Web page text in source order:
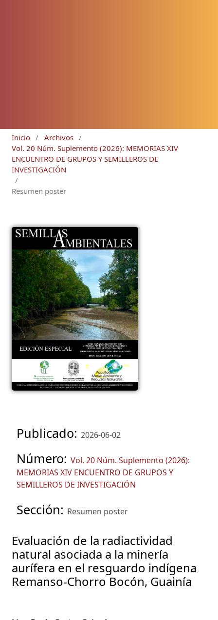
Inicio / Archivos /
Vol. 20 Núm. Suplemento (2026): MEMORIAS XIV
ENCUENTRO DE GRUPOS Y SEMILLEROS DE
INVESTIGACIÓN
/
Resumen poster
Publicado: 2026-06-02
Número: Vol. 20 Núm. Suplemento (2026):
MEMORIAS XIV ENCUENTRO DE GRUPOS Y
SEMILLEROS DE INVESTIGACIÓN
Sección: Resumen poster
Evaluación de la radiactividad
natural asociada a la minería
aurífera en el resguardo indígena
Remanso-Chorro Bocón, Guainía